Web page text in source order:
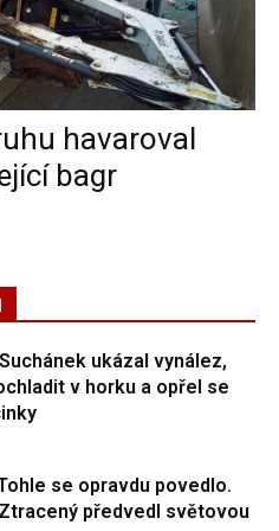
havaroval
bagr
ukázal vynález,
v horku a opřel se
se opravdu povedlo.
předvedl světovou